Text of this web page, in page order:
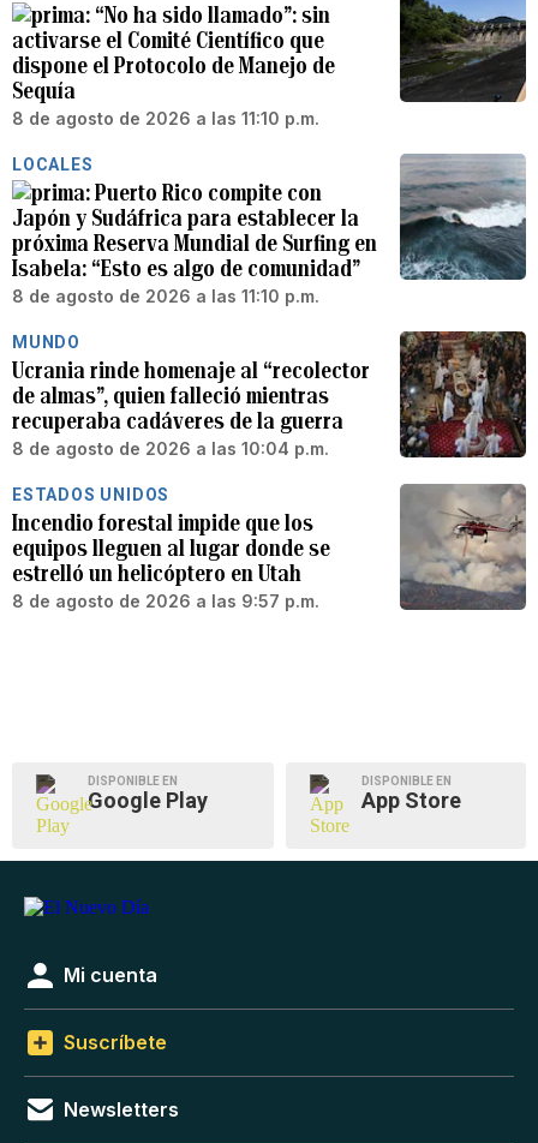
“No ha sido llamado”: sin
activarse el Comité Científico que
dispone el Protocolo de Manejo de
Sequía
8 de agosto de 2026 a las 11:10 p.m.
LOCALES
Puerto Rico compite con
Japón y Sudáfrica para establecer la
próxima Reserva Mundial de Surfing en
Isabela: “Esto es algo de comunidad”
8 de agosto de 2026 a las 11:10 p.m.
MUNDO
Ucrania rinde homenaje al “recolector
de almas”, quien falleció mientras
recuperaba cadáveres de la guerra
8 de agosto de 2026 a las 10:04 p.m.
ESTADOS UNIDOS
Incendio forestal impide que los
equipos lleguen al lugar donde se
estrelló un helicóptero en Utah
8 de agosto de 2026 a las 9:57 p.m.
DISPONIBLE EN
Google Play
DISPONIBLE EN
App Store
Mi cuenta
Suscríbete
Newsletters